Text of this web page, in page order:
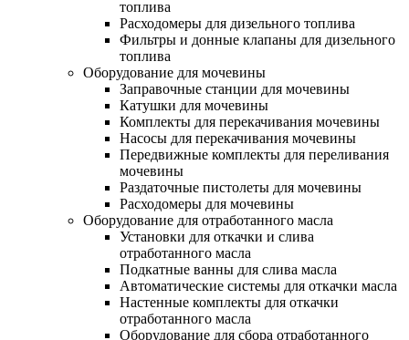
топлива
Расходомеры для дизельного топлива
Фильтры и донные клапаны для дизельного
топлива
Оборудование для мочевины
Заправочные станции для мочевины
Катушки для мочевины
Комплекты для перекачивания мочевины
Насосы для перекачивания мочевины
Передвижные комплекты для переливания
мочевины
Раздаточные пистолеты для мочевины
Расходомеры для мочевины
Оборудование для отработанного масла
Установки для откачки и слива
отработанного масла
Подкатные ванны для слива масла
Автоматические системы для откачки масла
Настенные комплекты для откачки
отработанного масла
Оборудование для сбора отработанного